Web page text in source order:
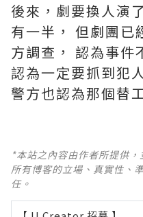
後來，劇要換人演
有一半， 但劇團已
方調查， 認為事件
認為一定要抓到犯
警方也認為那個替
*本站之內容由作者所提供
所有博客的立場、真實性、
任。